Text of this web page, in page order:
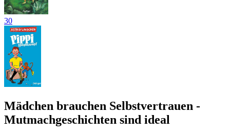
30
Mädchen brauchen Selbstvertrauen -
Mutmachgeschichten sind ideal